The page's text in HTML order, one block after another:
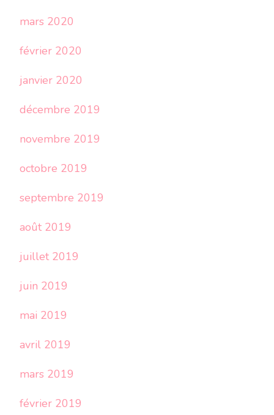
mars 2020
février 2020
janvier 2020
décembre 2019
novembre 2019
octobre 2019
septembre 2019
août 2019
juillet 2019
juin 2019
mai 2019
avril 2019
mars 2019
février 2019